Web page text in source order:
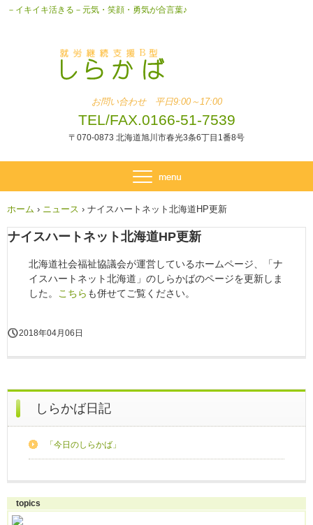
－イキイキ活きる－元気・笑顔・勇気が合言葉♪
お問い合わせ 平日9:00～17:00
TEL/FAX.0166-51-7539
〒070-0873 北海道旭川市春光3条6丁目1番8号
ホーム › ニュース › ナイスハートネット北海道HP更新
ナイスハートネット北海道HP更新
北海道社会福祉協議会が運営しているホームページ、「ナ
イスハートネット北海道」のしらかばのページを更新しま
した。
こちら も併せてご覧ください。
2018年04月06日
しらかば日記
「今日のしらかば」
topics